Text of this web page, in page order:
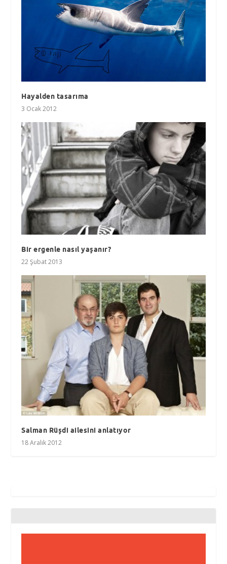
Hayalden tasarıma
3 Ocak 2012
Bir ergenle nasıl yaşanır?
22 Şubat 2013
Salman Rüşdi ailesini anlatıyor
18 Aralık 2012